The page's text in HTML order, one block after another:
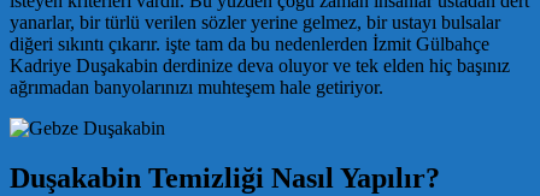
yanarlar, bir türlü verilen sözler yerine gelmez, bir ustayı bulsalar
diğeri sıkıntı çıkarır. işte tam da bu nedenlerden İzmit Gülbahçe
Kadriye Duşakabin derdinize deva oluyor ve tek elden hiç başınız
ağrımadan banyolarınızı muhteşem hale getiriyor.
Duşakabin Temizliği Nasıl Yapılır?